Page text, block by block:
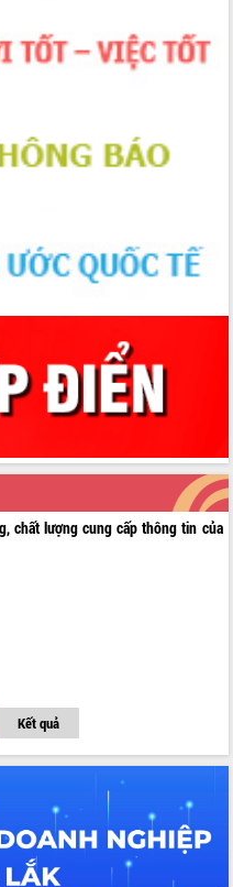
chất lượng cung cấp thông tin của
Kết quả